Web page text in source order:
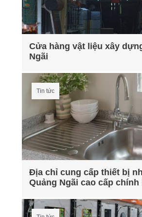
Cửa hàng vật liệu xây
Ngãi
Tin tức
Địa chỉ cung cấp thiết bị
Quảng Ngãi cao cấp chính